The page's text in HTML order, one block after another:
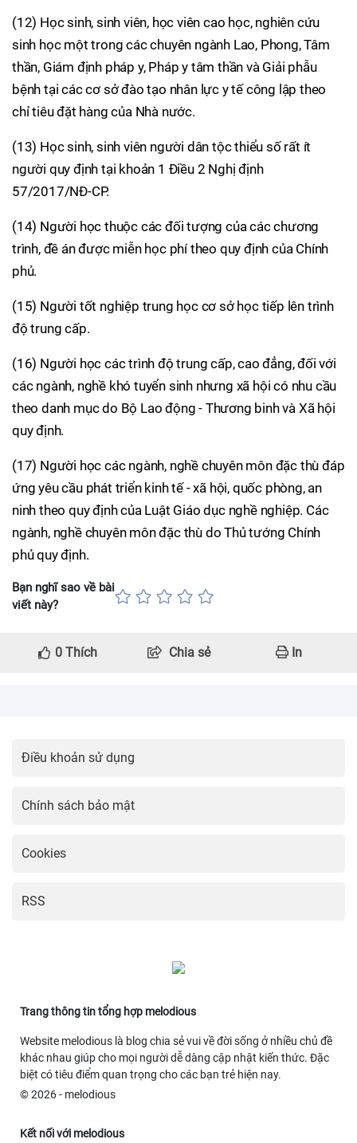
(12) Học sinh, sinh viên, học viên cao học, nghiên cứu
sinh học một trong các chuyên ngành Lao, Phong, Tâm
thần, Giám định pháp y, Pháp y tâm thần và Giải phẫu
bệnh tại các cơ sở đào tạo nhân lực y tế công lập theo
chỉ tiêu đặt hàng của Nhà nước.
(13) Học sinh, sinh viên người dân tộc thiểu số rất ít
người quy định tại khoản 1 Điều 2 Nghị định
57/2017/NĐ-CP.
(14) Người học thuộc các đối tượng của các chương
trình, đề án được miễn học phí theo quy định của Chính
phủ.
(15) Người tốt nghiệp trung học cơ sở học tiếp lên trình
độ trung cấp.
(16) Người học các trình độ trung cấp, cao đẳng, đối với
các ngành, nghề khó tuyển sinh nhưng xã hội có nhu cầu
theo danh mục do Bộ Lao động - Thương binh và Xã hội
quy định.
(17) Người học các ngành, nghề chuyên môn đặc thù đáp
ứng yêu cầu phát triển kinh tế - xã hội, quốc phòng, an
ninh theo quy định của Luật Giáo dục nghề nghiệp. Các
ngành, nghề chuyên môn đặc thù do Thủ tướng Chính
phủ quy định.
Bạn nghĩ sao về bài
viết này?
0 Thích Chia sẻ In
Điều khoản sử dụng
Chính sách bảo mật
Cookies
RSS
Trang thông tin tổng hợp melodious
Website melodious là blog chia sẻ vui về đời sống ở nhiều chủ đề
khác nhau giúp cho mọi người dễ dàng cập nhật kiến thức. Đặc
biệt có tiêu điểm quan trọng cho các bạn trẻ hiện nay.
© 2026 - melodious
Kết nối với melodious